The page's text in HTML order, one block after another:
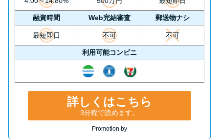
融資時間 Web完結審査 郵送物ナシ
最短即日 不可 不可
利用可能コンビニ
詳しくはこちら
3分程で読めます。
Promotion by